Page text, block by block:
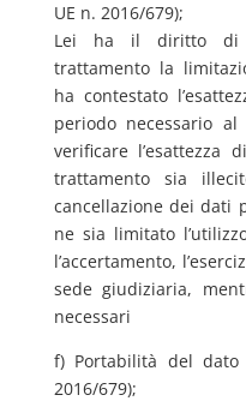
UE n. 2016/679);
Lei ha il diritto di
trattamento la
ha contestato
periodo necessario
verificare
trattamento sia
cancellazione dei dati
ne sia limitato
l’accertamento,
sede giudiziaria,
necessari
f) Portabilità del dato
2016/679);